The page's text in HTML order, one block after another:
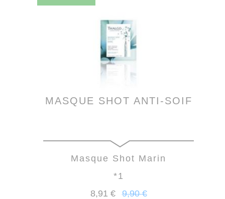
MASQUE SHOT ANTI-SOIF
Masque Shot Marin
*1
8,91 € 9,90 €